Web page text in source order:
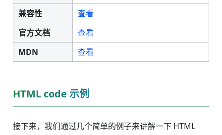
兼容性
查看
官方文档
查看
MDN
查看
HTML code 示例
接下来，我们通过几个简单的例子来讲解一下 HTML